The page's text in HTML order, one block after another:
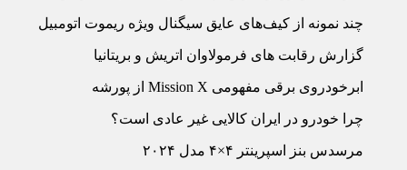
چند نمونه از کیف‌‏های عایق سیگنال ویژه ریموت اتومبیل
گزارش رقابت های فرمولاوان اتریش و بریتانیا
ابرخودروی برقی مفهومی Mission X از پورشه
چرا خودرو در ایران کالایی غیر عادی است؟
مرسدس بنز اسپرینتر ۴×۴ مدل ۲۰۲۴